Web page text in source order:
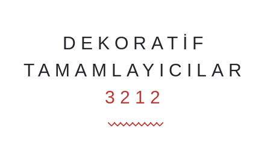
DEKORATİF
TAMAMLAYICILAR
3212